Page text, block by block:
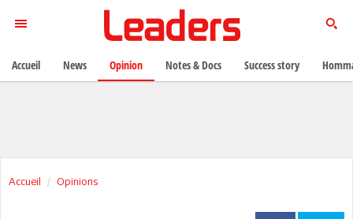
Accueil Opinions
Accueil News Opinion Notes & Docs Success story